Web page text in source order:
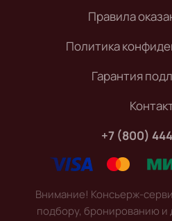
Правила
Политика
Гарантия
+7 (800)
Внимание! Консьерж-
подбору, бронированию и